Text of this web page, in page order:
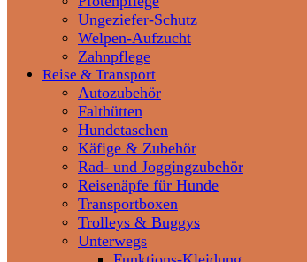
Ungeziefer-Schutz
Welpen-Aufzucht
Zahnpflege
Reise & Transport
Autozubehör
Falthütten
Hundetaschen
Käfige & Zubehör
Rad- und Joggingzubehör
Reisenäpfe für Hunde
Transportboxen
Trolleys & Buggys
Unterwegs